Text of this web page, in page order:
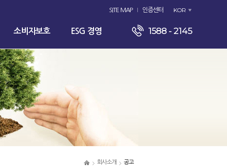
SITE MAP 인증센터 KOR
소비자보호 ESG 경영 1588 - 2145
회사소개 공고